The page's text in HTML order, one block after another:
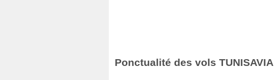
Ponctualité des vols